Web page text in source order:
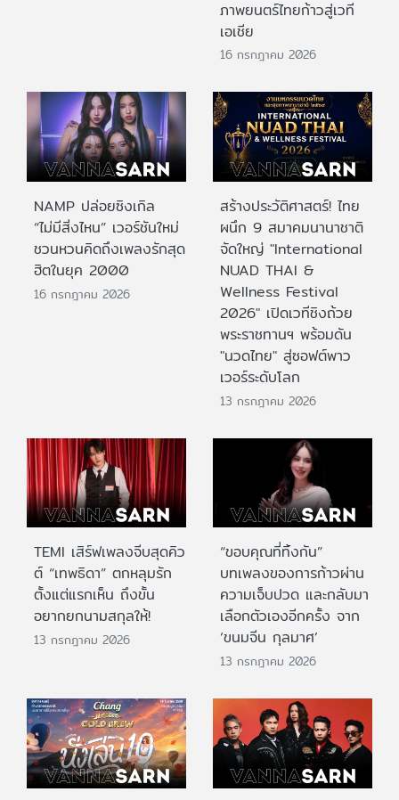
ภาพยนตร์ไทยก้าวสู่เวที
เอเชีย
16 กรกฎาคม 2026
NAMP ปล่อยซิงเกิล
“ไม่มีสิ่งไหน” เวอร์ชันใหม่
ชวนหวนคิดถึงเพลงรักสุด
ฮิตในยุค 2000
16 กรกฎาคม 2026
สร้างประวัติศาสตร์! ไทย
ผนึก 9 สมาคมนานาชาติ
จัดใหญ่ "International
NUAD THAI &
Wellness Festival
2026" เปิดเวทีชิงถ้วย
พระราชทานฯ พร้อมดัน
"นวดไทย" สู่ซอฟต์พาว
เวอร์ระดับโลก
13 กรกฎาคม 2026
TEMI เสิร์ฟเพลงจีบสุดคิว
ต์ “เทพธิดา” ตกหลุมรัก
ตั้งแต่แรกเห็น ถึงขั้น
อยากยกนามสกุลให้!
13 กรกฎาคม 2026
“ขอบคุณที่ทิ้งกัน”
บทเพลงของการก้าวผ่าน
ความเจ็บปวด และกลับมา
เลือกตัวเองอีกครั้ง จาก
‘ขนมจีน กุลมาศ’
13 กรกฎาคม 2026